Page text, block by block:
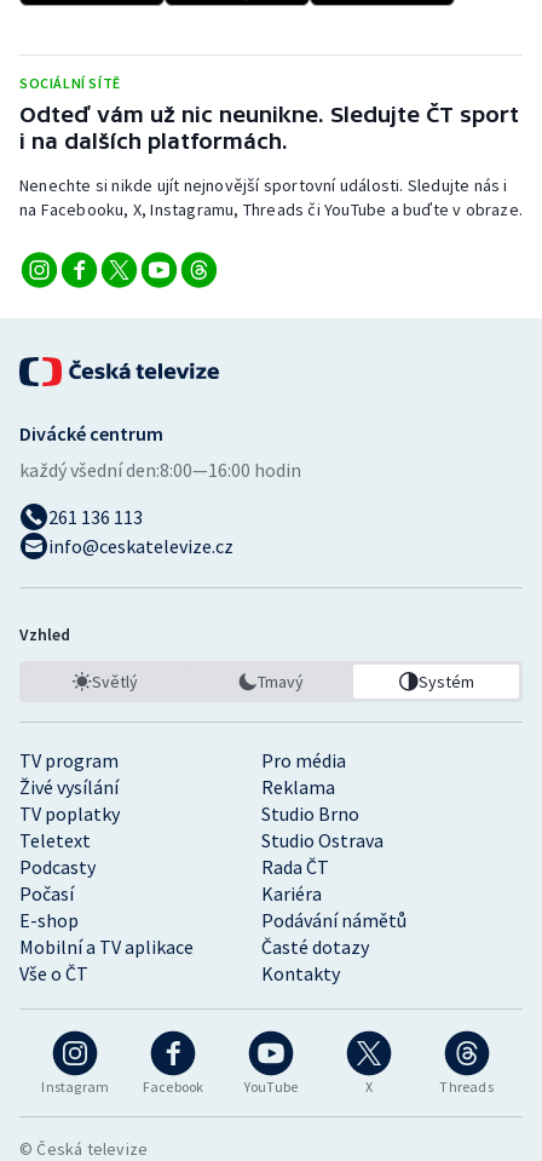
Stolní tenis
Triatlon
Veslování
Vodní slalom
Volejbal
Ostatní
SOCIÁLNÍ SÍTĚ
Odteď vám už nic neunikne. Sledujte ČT sport
i na dalších platformách.
Nenechte si nikde ujít nejnovější sportovní události. Sledujte nás i
na Facebooku, X, Instagramu, Threads či YouTube a buďte v obraze.
Instagram Facebook YouTube X Threads
TV program
Pro média
Živé vysílání
Reklama
TV poplatky
Studio Brno
Teletext
Studio Ostrava
Podcasty
Rada ČT
Počasí
Kariéra
E-shop
Podávání námětů
Mobilní a TV aplikace
Časté dotazy
Vše o ČT
Kontakty
Divácké centrum
každý všední den:8:00—16:00 hodin
261 136 113
info@ceskatelevize.cz
Vzhled
Světlý Tmavý Systém
© Česká televize